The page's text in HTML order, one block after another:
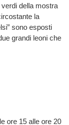
della mostra
la
sono esposti
grandi leoni che
ore 15 alle ore 20